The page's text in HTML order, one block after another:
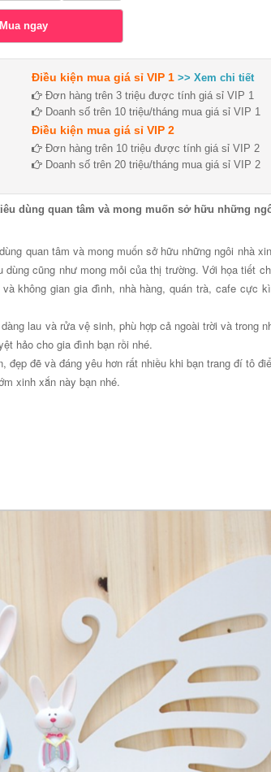
Điều kiện mua giá sỉ VIP 1 >> Xem chi tiết
Đơn hàng trên 3 triệu được tính giá sỉ VIP 1
Doanh số trên 10 triệu/tháng mua giá sỉ VIP 1
Điều kiện mua giá sỉ VIP 2
Đơn hàng trên 10 triệu được tính giá sỉ VIP 2
Doanh số trên 20 triệu/tháng mua giá sỉ VIP 2
dùng quan tâm và mong muốn sở hữu những
quan tâm và mong muốn sở hữu những ngôi nhà
cũng như mong mỏi của thị trường. Với họa tiết
không gian gia đình, nhà hàng, quán trà, cafe cực
lau và rửa vệ sinh, phù hợp cả ngoài trời và trong
hảo cho gia đình bạn rồi nhé.
đẽ và đáng yêu hơn rất nhiều khi bạn trang đí tô
xinh xắn này bạn nhé.